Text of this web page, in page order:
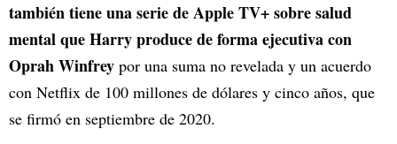
también tiene una serie de Apple TV+ sobre salud
mental que Harry produce de forma ejecutiva con
Oprah Winfrey por una suma no revelada y un acuerdo
con Netflix de 100 millones de dólares y cinco años, que
se firmó en septiembre de 2020.